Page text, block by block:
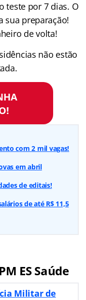
teste por 7 dias. O
sua preparação!
de volta!
não estão
com 2 mil vagas!
em abril
de editais!
de até R$ 11,5
ES Saúde
Militar de